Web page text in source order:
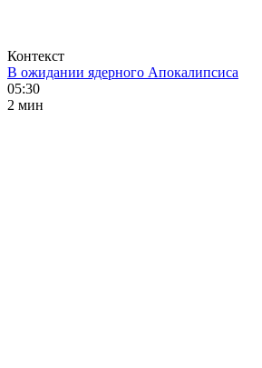
Контекст
В ожидании ядерного Апокалипсиса
05:30
2 мин